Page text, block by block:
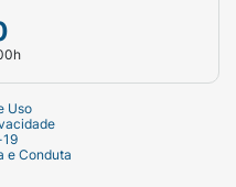
Uso
e Conduta